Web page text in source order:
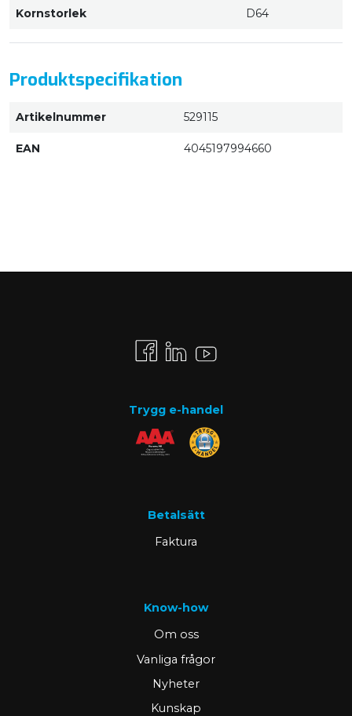
Kornstorlek D64
Produktspecifikation
Artikelnummer 529115
EAN 4045197994660
Trygg e-handel
Betalsätt
Faktura
Know-how
Om oss
Vanliga frågor
Nyheter
Kunskap